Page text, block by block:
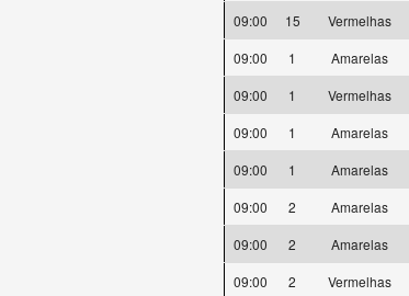
09:00
15 Vermelhas
09:00
1 Amarelas
09:00
1 Vermelhas
09:00
1 Amarelas
09:00
1 Amarelas
09:00
2 Amarelas
09:00
2 Amarelas
09:00
2 Vermelhas